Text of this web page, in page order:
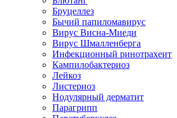
Бруцеллез
Бычий папиломавирус
Вирус Висна-Миеди
Вирус Шмалленберга
Инфекционный ринотрахеит
Кампилобактериоз
Лейкоз
Листериоз
Нодулярный дерматит
Парагрипп